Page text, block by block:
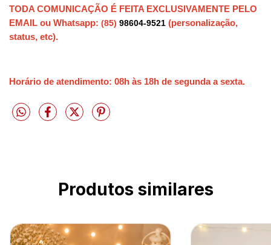
TODA COMUNICAÇÃO É FEITA EXCLUSIVAMENTE PELO
EMAIL ou Whatsapp: (85) 98604-9521 (personalização,
status, etc).
Horário de atendimento: 08h às 18h de segunda a sexta.
Produtos similares